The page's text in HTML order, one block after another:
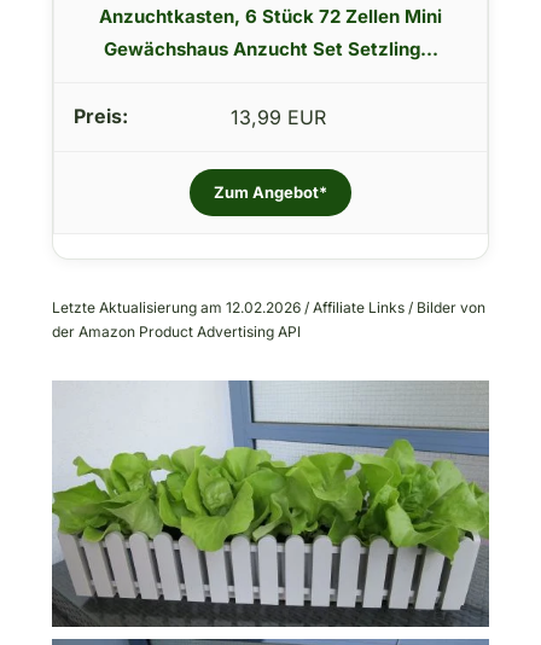
Anzuchtkasten, 6 Stück 72 Zellen Mini
Gewächshaus Anzucht Set Setzling...
13,99 EUR
Zum Angebot*
Letzte Aktualisierung am 12.02.2026 / Affiliate Links / Bilder von
der Amazon Product Advertising API